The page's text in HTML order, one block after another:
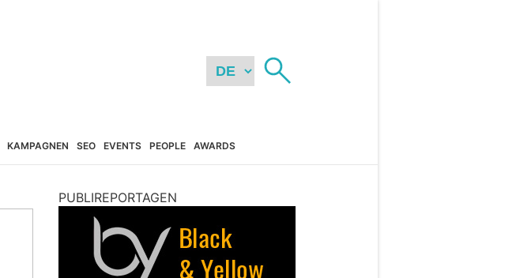
KAMPAGNEN SEO EVENTS PEOPLE AWARDS
PUBLIREPORTAGEN